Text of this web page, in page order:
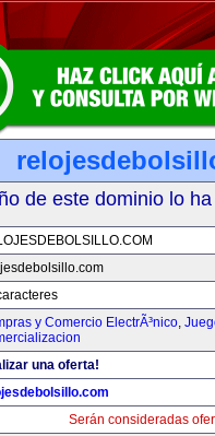
de este dominio lo
y Comercio ElectrÃ³nico,
una oferta!
Serán consideradas